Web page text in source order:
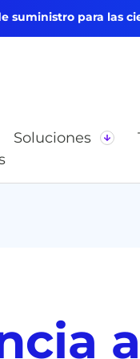
suministro para las
Soluciones